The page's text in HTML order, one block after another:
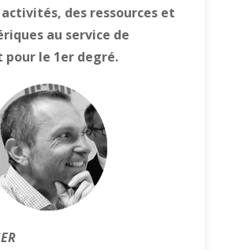
des ressources et
au service de
le 1er degré.